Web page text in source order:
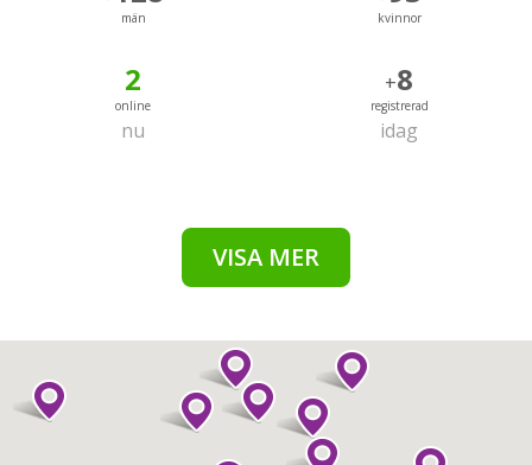
män kvinnor
2
online
nu
+8
registrerad
idag
VISA MER